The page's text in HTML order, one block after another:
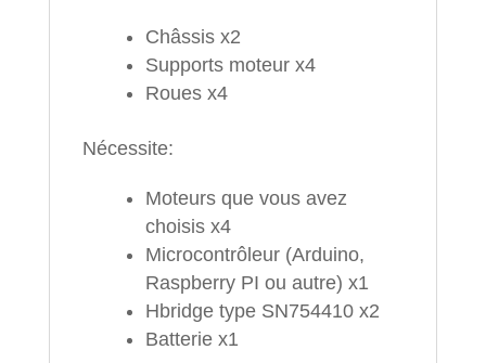
Châssis x2
Supports moteur x4
Roues x4
Nécessite:
Moteurs que vous avez
choisis x4
Microcontrôleur (Arduino,
Raspberry PI ou autre) x1
Hbridge type SN754410 x2
Batterie x1